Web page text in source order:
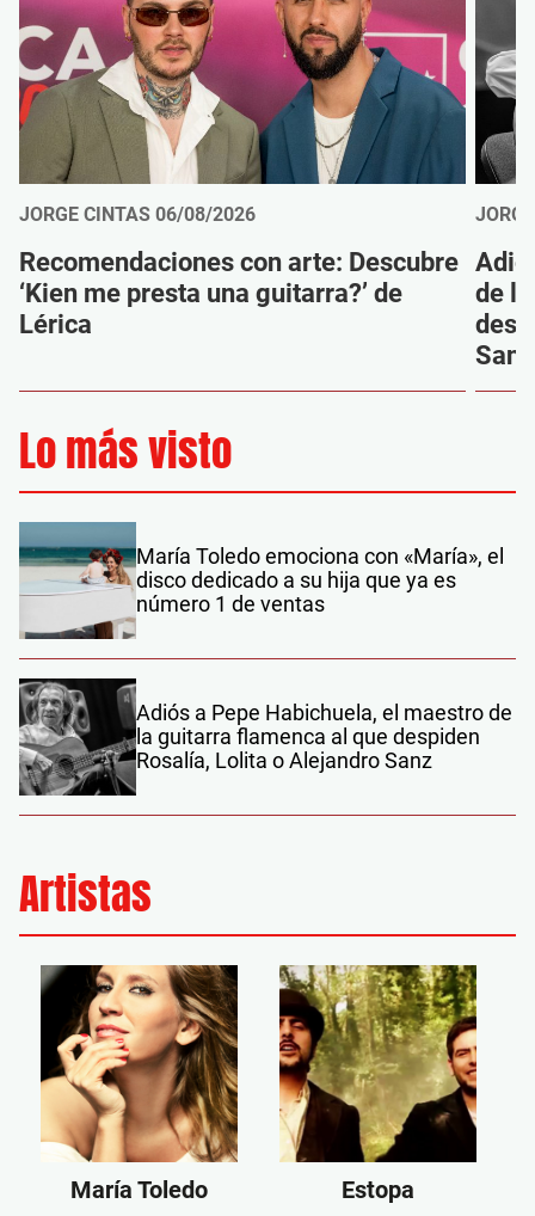
JORGE CINTAS 06/08/2026
Recomendaciones con arte: Descubre
‘Kien me presta una guitarra?’ de
Lérica
de
Sanz
Lo más visto
María Toledo emociona con «María», el
disco dedicado a su hija que ya es
número 1 de ventas
Adiós a Pepe Habichuela, el maestro de
la guitarra flamenca al que despiden
Rosalía, Lolita o Alejandro Sanz
Artistas
María Toledo Estopa